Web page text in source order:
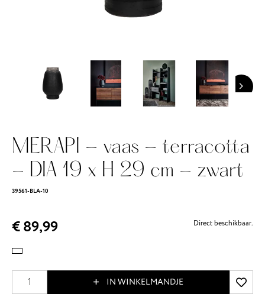
MERAPI - vaas - terracotta
- DIA 19 x H 29 cm - zwart
39561-BLA-10
€ 89,99 Direct beschikbaar.
IN WINKELMANDJE